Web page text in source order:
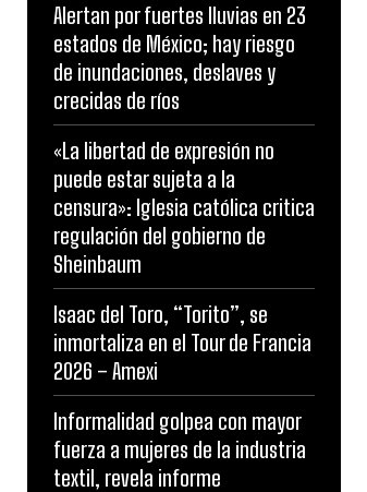
Alertan por fuertes lluvias en 23
estados de México; hay riesgo
de inundaciones, deslaves y
crecidas de ríos
«La libertad de expresión no
puede estar sujeta a la
censura»: Iglesia católica critica
regulación del gobierno de
Sheinbaum
Isaac del Toro, “Torito”, se
inmortaliza en el Tour de Francia
2026 – Amexi
Informalidad golpea con mayor
fuerza a mujeres de la industria
textil, revela informe